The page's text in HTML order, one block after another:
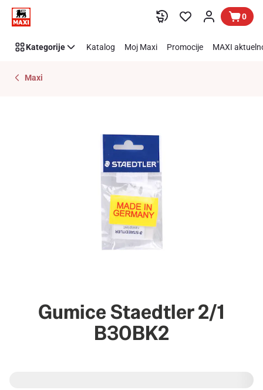
Preskoči link 0
Kategorije Katalog Moj Maxi Promocije MAXI
Maxi
Gumice Staedtler 2/1
B30BK2